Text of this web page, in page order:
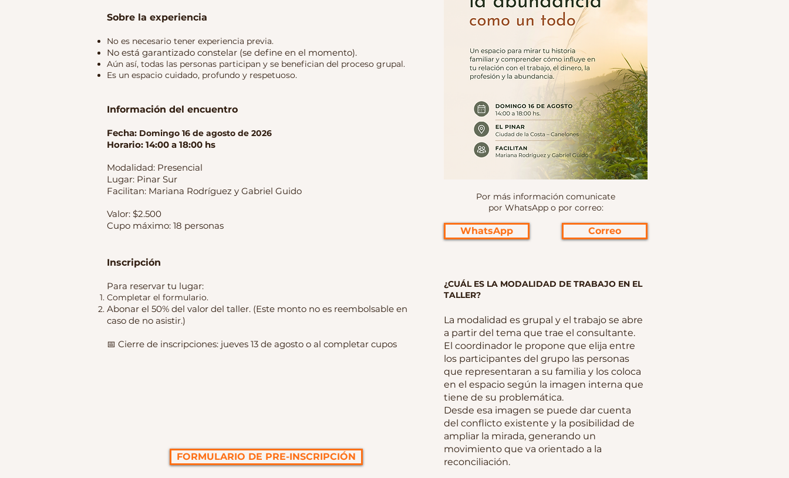
Sobre la experiencia
No es necesario tener experiencia previa.
No está garantizado constelar (se define en el momento).
Aún así, todas las personas participan y se benefician del proceso grupal.
Es un espacio cuidado, profundo y respetuoso.
Información del encuentro
Fecha: Domingo 16 de agosto de 2026
Horario: 14:00 a 18:00 hs
Modalidad: Presencial
Lugar: Pinar Sur
Facilitan: Mariana Rodríguez y Gabriel Guido
Valor: $2.500
Cupo máximo: 18 personas
Inscripción
Para reservar tu lugar:
Completar el formulario.
Abonar el 50% del valor del taller. ​(Este monto no es reembolsable en
caso de no asistir.)
📅 Cierre de inscripciones: jueves 13 de agosto o al completar cupos
FORMULARIO DE PRE-INSCRIPCIÓN
Por más información comunicate
por WhatsApp o por correo:
WhatsApp Correo
¿CUÁL ES LA MODALIDAD DE TRABAJO EN EL
TALLER?
La modalidad es grupal y el trabajo se abre
a partir del tema que trae el consultante.
El coordinador le propone que elija entre
los participantes del grupo las personas
que representaran a su familia y los coloca
en el espacio según la imagen interna que
tiene de su problemática.
Desde esa imagen se puede dar cuenta
del conflicto existente y la posibilidad de
ampliar la mirada, generando un
movimiento que va orientado a la
reconciliación.